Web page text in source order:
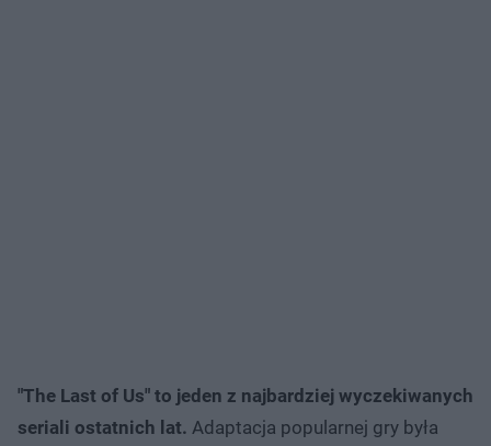
"The Last of Us" to jeden z najbardziej wyczekiwanych
seriali ostatnich lat. Adaptacja popularnej gry była